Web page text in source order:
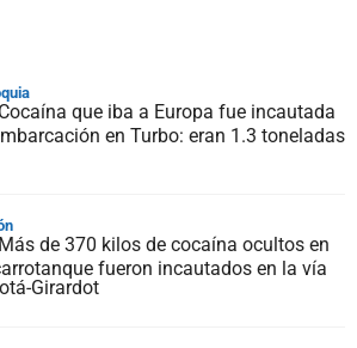
Cocaína que iba a Europa fue incautada
en Turbo: eran 1.3 toneladas
Más de 370 kilos de cocaína ocultos en
fueron incautados en la vía
Girardot